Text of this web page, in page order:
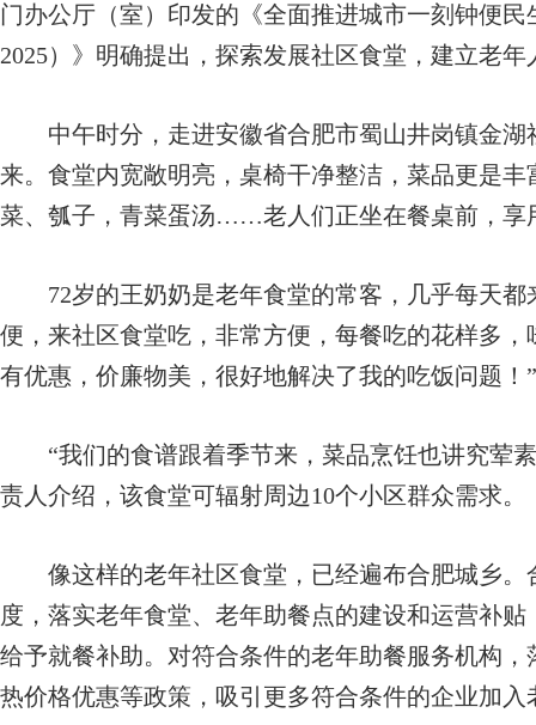
门办公厅（室）印发的《全面推进城市一刻钟便
2025）》明确提出，探索发展社区食堂，建立老
中午时分，走进安徽省合肥市蜀山井岗镇金湖
来。食堂内宽敞明亮，桌椅干净整洁，菜品更是
菜、瓠子，青菜蛋汤……老人们正坐在餐桌前，享
72岁的王奶奶是老年食堂的常客，几乎每天都
便，来社区食堂吃，非常方便，每餐吃的花样多
有优惠，价廉物美，很好地解决了我的吃饭问题！
“我们的食谱跟着季节来，菜品烹饪也讲究荤素
责人介绍，该食堂可辐射周边10个小区群众需求。
像这样的老年社区食堂，已经遍布合肥城乡。
度，落实老年食堂、老年助餐点的建设和运营补
给予就餐补助。对符合条件的老年助餐服务机构
热价格优惠等政策，吸引更多符合条件的企业加